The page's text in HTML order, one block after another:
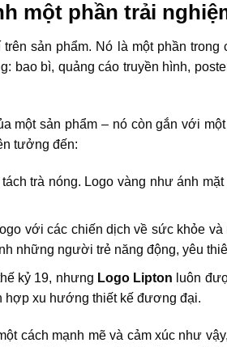
một phần trải
sản phẩm. Nó là một phần
bao bì, quảng cáo truyền hình,
một sản phẩm – nó còn gắn với
tưởng đến:
trà nóng. Logo vàng như ánh
với các chiến dịch về sức khỏe
những người trẻ năng động, yêu
kỷ 19, nhưng Logo Lipton luôn
xu hướng thiết kế đương đại.
cách mạnh mẽ và cảm xúc như vậy,